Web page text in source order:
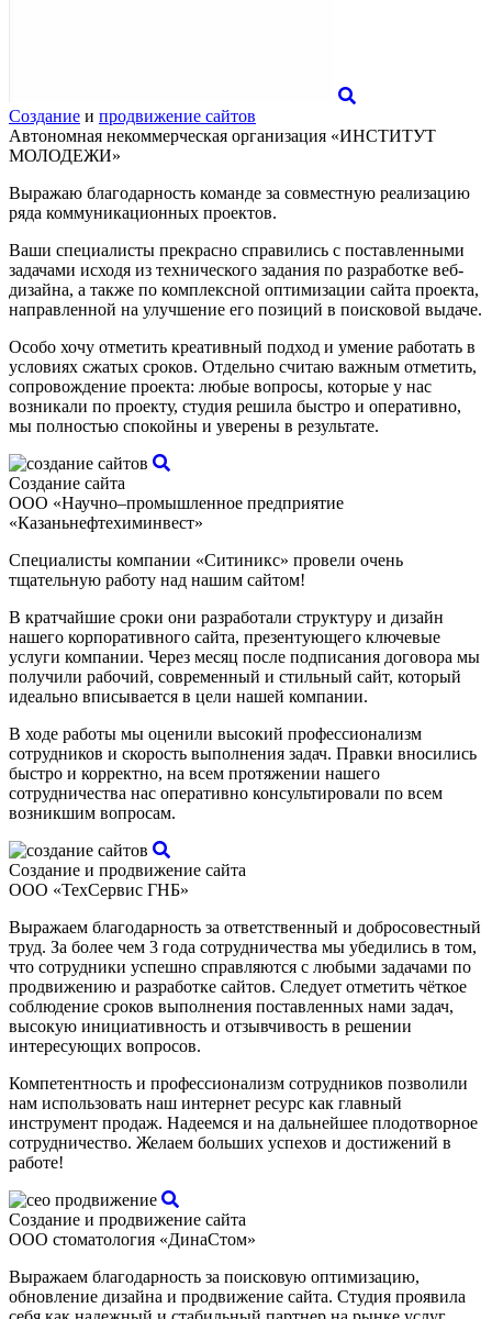
Создание и продвижение сайтов
Автономная некоммерческая организация «ИНСТИТУТ
МОЛОДЕЖИ»
Выражаю благодарность команде за совместную реализацию
ряда коммуникационных проектов.
Ваши специалисты прекрасно справились с поставленными
задачами исходя из технического задания по разработке веб-
дизайна, а также по комплексной оптимизации сайта проекта,
направленной на улучшение его позиций в поисковой выдаче.
Особо хочу отметить креативный подход и умение работать в
условиях сжатых сроков. Отдельно считаю важным отметить,
сопровождение проекта: любые вопросы, которые у нас
возникали по проекту, студия решила быстро и оперативно,
мы полностью спокойны и уверены в результате.
Создание сайта
ООО «Научно–промышленное предприятие
«Казаньнефтехиминвест»
Специалисты компании «Ситиникс» провели очень
тщательную работу над нашим сайтом!
В кратчайшие сроки они разработали структуру и дизайн
нашего корпоративного сайта, презентующего ключевые
услуги компании. Через месяц после подписания договора мы
получили рабочий, современный и стильный сайт, который
идеально вписывается в цели нашей компании.
В ходе работы мы оценили высокий профессионализм
сотрудников и скорость выполнения задач. Правки вносились
быстро и корректно, на всем протяжении нашего
сотрудничества нас оперативно консультировали по всем
возникшим вопросам.
Создание и продвижение сайта
ООО «ТехСервис ГНБ»
Выражаем благодарность за ответственный и добросовестный
труд. За более чем 3 года сотрудничества мы убедились в том,
что сотрудники успешно справляются с любыми задачами по
продвижению и разработке сайтов. Следует отметить чёткое
соблюдение сроков выполнения поставленных нами задач,
высокую инициативность и отзывчивость в решении
интересующих вопросов.
Компетентность и профессионализм сотрудников позволили
нам использовать наш интернет ресурс как главный
инструмент продаж. Надеемся и на дальнейшее плодотворное
сотрудничество. Желаем больших успехов и достижений в
работе!
Создание и продвижение сайта
ООО стоматология «ДинаСтом»
Выражаем благодарность за поисковую оптимизацию,
обновление дизайна и продвижение сайта. Студия проявила